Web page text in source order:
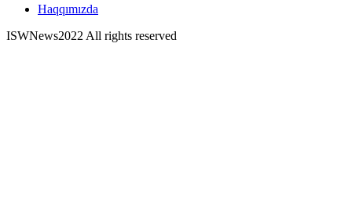
Haqqımızda
ISWNews2022 All rights reserved